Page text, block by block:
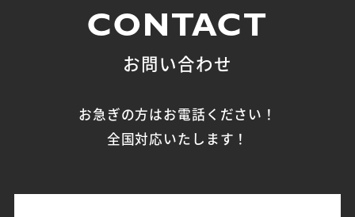
CONTACT
お問い合わせ
お急ぎの方はお電話ください！
全国対応いたします！